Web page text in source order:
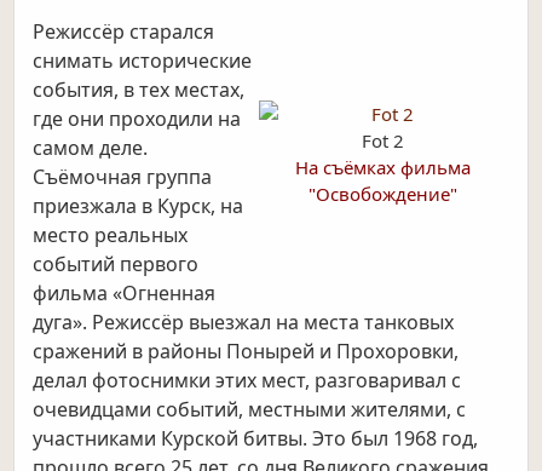
Fot 2
На съёмках фильма
"Освобождение"
Режиссёр старался
снимать исторические
события, в тех местах,
где они проходили на
самом деле.
Съёмочная группа
приезжала в Курск, на
место реальных
событий первого
фильма «Огненная
дуга». Режиссёр выезжал на места танковых
сражений в районы Понырей и Прохоровки,
делал фотоснимки этих мест, разговаривал с
очевидцами событий, местными жителями, с
участниками Курской битвы. Это был 1968 год,